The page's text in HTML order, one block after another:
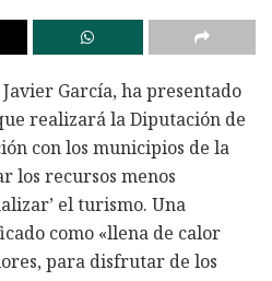
García, ha presentado
realizará la Diputación de
con los municipios de la
los recursos menos
el turismo. Una
como «llena de calor
para disfrutar de los